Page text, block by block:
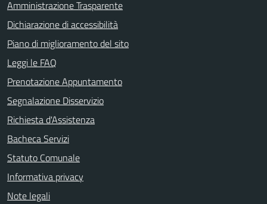
Amministrazione Trasparente
Dichiarazione di accessibilità
Piano di miglioramento del sito
Leggi le FAQ
Prenotazione Appuntamento
Segnalazione Disservizio
Richiesta d'Assistenza
Bacheca Servizi
Statuto Comunale
Informativa privacy
Note legali